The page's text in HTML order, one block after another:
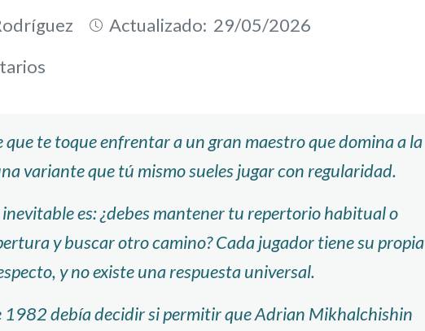
Actualizado: 29/05/2026
que te toque enfrentar a un gran maestro que domina a la
variante que tú mismo sueles jugar con regularidad.
es: ¿debes mantener tu repertorio habitual o
y buscar otro camino? Cada jugador tiene su propia
y no existe una respuesta universal.
1982 debía decidir si permitir que Adrian Mikhalchishin